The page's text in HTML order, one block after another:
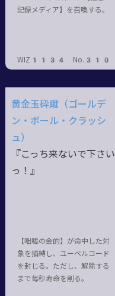
記録メディア】を召喚する。
WIZ1134 No.310
黄金玉砕蹴（ゴールデ
ン・ボール・クラッシ
ュ）
『こっち来ないで下さい
っ！』
【咄嗟の金的】が命中した対
象を捕縛し、ユーベルコード
を封じる。ただし、解除する
まで毎秒寿命を削る。